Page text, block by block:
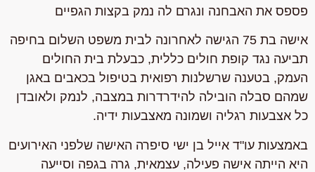
פספס את האבחנה ונגרם לה נמק בקצות הגפיים
אישה בת 75 הגישה לאחרונה לבית משפט השלום בחיפה
תביעה נגד קופת חולים כללית, כבעלת בית החולים
העמק, בטענה שרשלנות רפואית בטיפול בכאבים באגן
שמהם סבלה הובילה להידרדרות במצבה, לנמק ולאובדן
כל אצבעות רגליה ושמונה מאצבעות ידיה.
באמצעות עו"ד אייל בן ישי סיפרה האישה שלפני האירועים
היא הייתה אישה פעילה, עצמאית, גרה בגפה וסייעה